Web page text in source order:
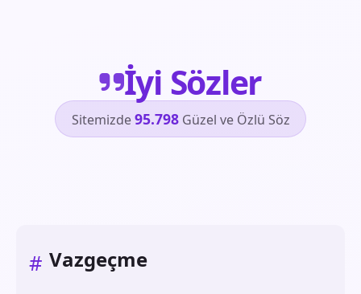
İyi Sözler
Sitemizde95.798Güzel ve Özlü Söz
# Vazgeçme